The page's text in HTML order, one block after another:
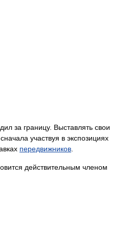
за границу. Выставлять свои
, сначала участвуя в экспозициях
передвижников
действительным членом